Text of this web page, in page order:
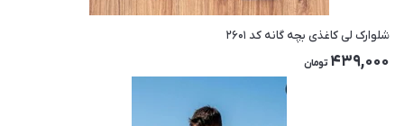
شلوارک لی کاغذی بچه گانه کد ۲۶۰۱
439,000 تومان